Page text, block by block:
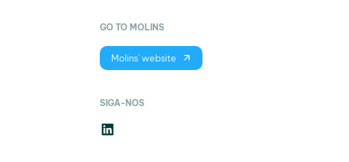
GO TO MOLINS
Molins' website
SIGA-NOS
LinkedIn